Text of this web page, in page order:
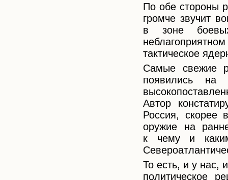
По обе стороны
громче звучит
в зоне
тактическое
Самые свежие
появились
Автор
Россия, скорее
оружие на
к чему и
То есть, и у нас,
политическое